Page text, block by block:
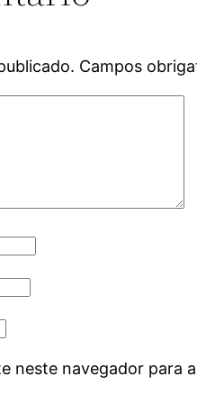
Campos
neste navegador para